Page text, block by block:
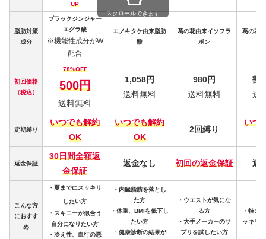
UP
脂肪対策
成分
ブラックジンジャー
エグラ酸
※機能性成分がW
配合
エノキタケ由来脂肪
酸
葛の花由来イソフラ
ボン
葛の花
初回価格
（税込）
78%OFF
500円
送料無料
1,058円
送料無料
980円
送料無料
割
送
定期縛り
いつでも解約
OK
いつでも解約
OK
2回縛り
いつ
返金保証
30日間全額返
金保証
返金なし 初回の返金保証 返
こんな方
におすす
め
・夏までにスッキリ
したい方
・スキニーが似合う
自分になりたい方
・冷え性、血行の悪
・内臓脂肪を落とし
た方
・体重、BMIを低下し
たい方
・健康診断の結果が
・ウエストが気にな
る方
・大手メーカーのサ
プリを試したい方
・特に
ッキリ
スクロールできます